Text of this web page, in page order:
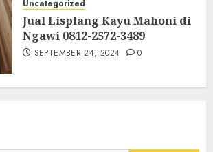
Uncategorized
Jual Lisplang Kayu Mahoni di
Ngawi 0812-2572-3489
SEPTEMBER 24, 2024 0